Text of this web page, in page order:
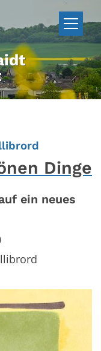
Dinge
ein neues